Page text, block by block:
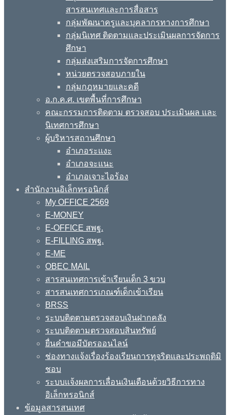
สารสนเทศและการสื่อสาร
กลุ่มพัฒนาครูและบุคลากรทางการศึกษา
กลุ่มนิเทศ ติดตามและประเมินผลการจัดการ
ศึกษา
กลุ่มส่งเสริมการจัดการศึกษา
หน่วยตรวจสอบภายใน
กลุ่มกฎหมายและคดี
อ.ก.ค.ศ. เขตพื้นที่การศึกษา
คณะกรรมการติดตาม ตรวจสอบ ประเมินผล และ
นิเทศการศึกษา
ผู้บริหารสถานศึกษา
อำเภอระแงะ
อำเภอจะแนะ
อำเภอเจาะไอร้อง
สำนักงานอิเล็กทรอนิกส์
My OFFICE 2569
E-MONEY
E-OFFICE สพฐ.
E-FILLING สพฐ.
E-ME
OBEC MAIL
สารสนเทศการเข้าเรียนเด็ก 3 ขวบ
สารสนเทศการเกณฑ์เด็กเข้าเรียน
BRSS
ระบบติดตามตรวจสอบเงินฝากคลัง
ระบบติดตามตรวจสอบสินทรัพย์
ยื่นคำขอมีบัตรออนไลน์
ช่องทางแจ้งเรื่องร้องเรียนการทุจริตและประพฤติมิ
ชอบ
ระบบแจ้งผลการเลื่อนเงินเดือนด้วยวิธีการทาง
อิเล็กทรอนิกส์
ข้อมูลสารสนเทศ